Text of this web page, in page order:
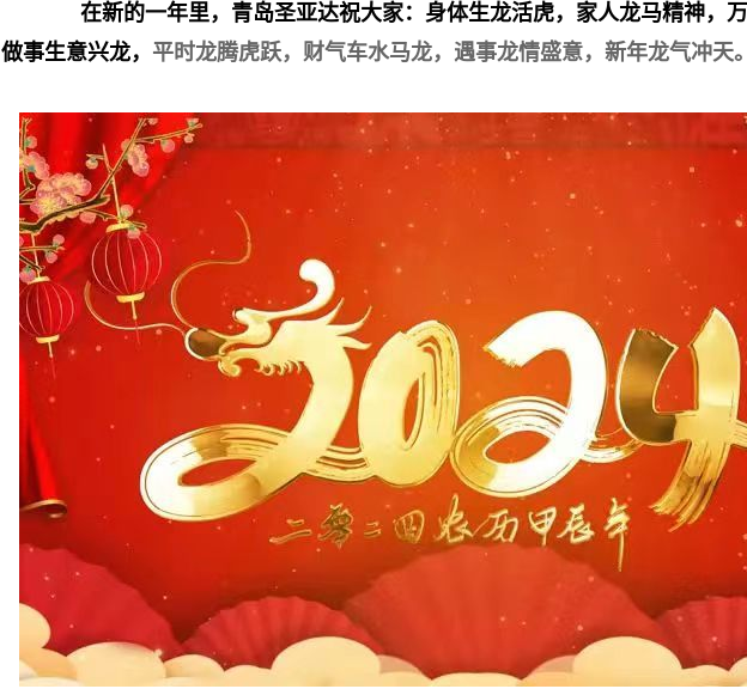
在新的一年里，青岛圣亚达祝大家：身体生龙活虎，家人龙马精神，
做事生意兴龙， 平时龙腾虎跃，财气车水马龙，遇事龙情盛意，新年龙气冲天